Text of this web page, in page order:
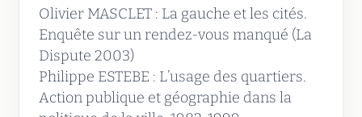
Olivier MASCLET : La gauche et les cités.
Enquête sur un rendez-vous manqué (La
Dispute 2003)
Philippe ESTEBE : L’usage des quartiers.
Action publique et géographie dans la